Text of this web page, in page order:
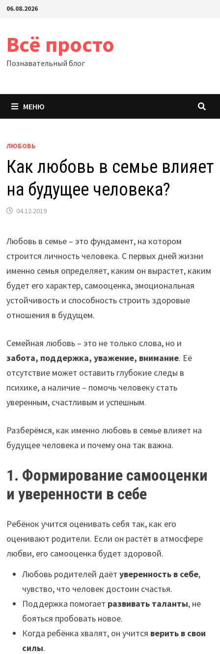
Перейти
06.08.2026
Всё просто
Познавательный блог
МЕНЮ
ЛЮБОВЬ
Как любовь в семье влияет
на будущее человека?
04.12.2019
Любовь в семье – это фундамент, на котором
строится личность человека. С первых дней жизни
именно семья определяет, каким он вырастет, каким
будет его характер, самооценка, эмоциональная
устойчивость и способность строить здоровые
отношения в будущем.
Семейная любовь – это не только слова, но и
забота, поддержка, уважение, внимание. Её
отсутствие может оставить глубокие следы в
психике, а наличие – помочь человеку стать
уверенным, счастливым и успешным.
Разберёмся, как именно любовь в семье влияет на
будущее человека и почему она так важна.
1. Формирование самооценки
и уверенности в себе
Ребёнок учится оценивать себя так, как его
оценивают родители. Если он растёт в атмосфере
любви, его самооценка будет здоровой.
Любовь родителей даёт уверенность в себе,
чувство, что человек достоин счастья.
Поддержка помогает развивать таланты, не
бояться пробовать новое.
Когда ребёнка хвалят, он учится верить в свои
силы.